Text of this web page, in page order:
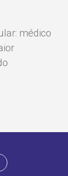
médico